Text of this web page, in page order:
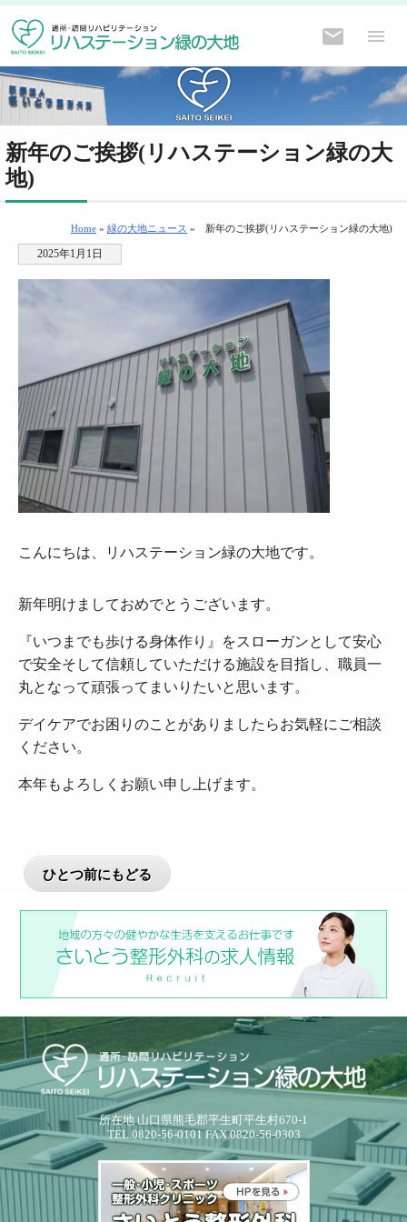
新年のご挨拶(リハステーション緑の大
地)
Home » 緑の大地ニュース » 新年のご挨拶(リハステーション緑の大地)
2025年1月1日
こんにちは、リハステーション緑の大地です。
新年明けましておめでとうございます。
『いつまでも歩ける身体作り』をスローガンとして安心
で安全そして信頼していただける施設を目指し、職員一
丸となって頑張ってまいりたいと思います。
デイケアでお困りのことがありましたらお気軽にご相談
ください。
本年もよろしくお願い申し上げます。
所在地 山口県熊毛郡平生町平生村670-1
TEL.0820-56-0101 FAX.0820-56-0303